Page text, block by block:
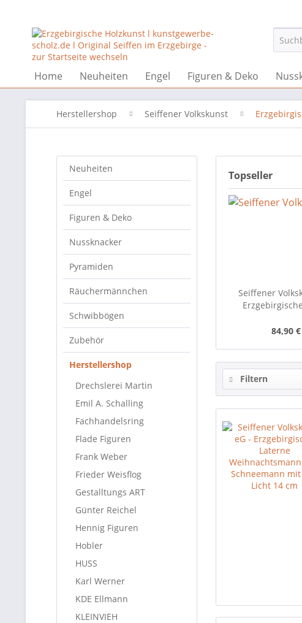
Home Neuheiten Engel Figuren & Deko
Herstellershop Seiffener Volkskunst
Neuheiten
Engel
Figuren & Deko
Nussknacker
Pyramiden
Räuchermännchen
Schwibbögen
Zubehör
Herstellershop
Drechslerei Martin
Emil A. Schalling
Fachhandelsring
Flade Figuren
Frank Weber
Frieder Weisflog
Gestalltungs ART
Günter Reichel
Hennig Figuren
Hobler
HUSS
Karl Werner
KDE Ellmann
KLEINVIEH
Topseller
Seiffener
Schneemann mit
84,90
Filtern